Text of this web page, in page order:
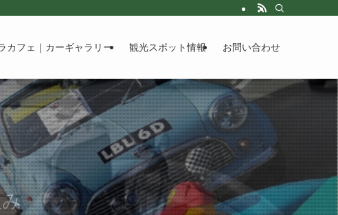
カフェ｜カーギャラリー 観光スポット情報 お問い合わせ